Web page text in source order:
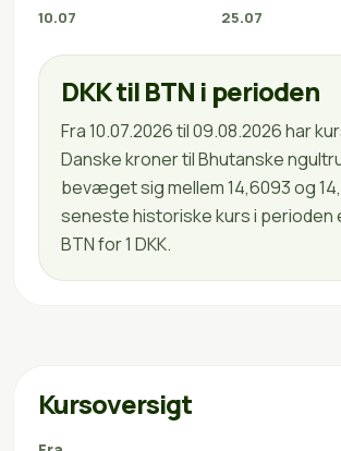
10.07 25.07
DKK til BTN i perioden
Fra 10.07.2026 til 09.08.2026 har
Danske kroner til Bhutanske
bevæget sig mellem 14,6093 og
seneste historiske kurs i perioden
BTN for 1 DKK.
Kursoversigt